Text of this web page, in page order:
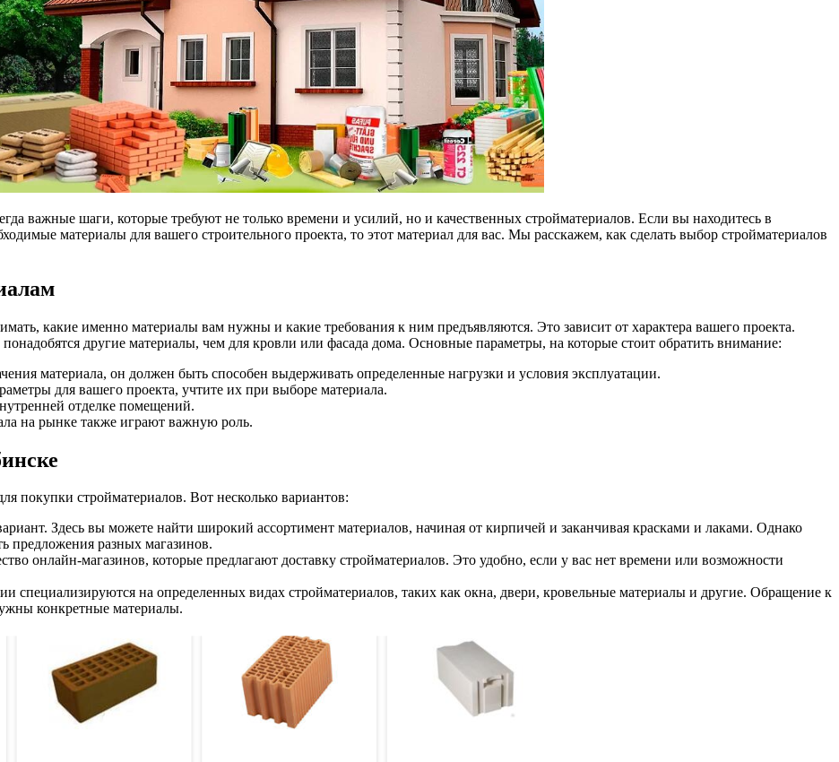
важные шаги, которые требуют не только времени и усилий, но и качественных стройматериалов. Если вы находитесь в
материалы для вашего строительного проекта, то этот материал для вас. Мы расскажем, как сделать выбор стройматериалов
какие именно материалы вам нужны и какие требования к ним предъявляются. Это зависит от характера вашего проекта.
другие материалы, чем для кровли или фасада дома. Основные параметры, на которые стоит обратить внимание:
материала, он должен быть способен выдерживать определенные нагрузки и условия эксплуатации.
для вашего проекта, учтите их при выборе материала.
отделке помещений.
на рынке также играют важную роль.
покупки стройматериалов. Вот несколько вариантов:
Здесь вы можете найти широкий ассортимент материалов, начиная от кирпичей и заканчивая красками и лаками. Однако
предложения разных магазинов.
онлайн-магазинов, которые предлагают доставку стройматериалов. Это удобно, если у вас нет времени или возможности
специализируются на определенных видах стройматериалов, таких как окна, двери, кровельные материалы и другие. Обращение к
конкретные материалы.